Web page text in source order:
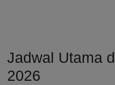
Jadwal Utama
2026